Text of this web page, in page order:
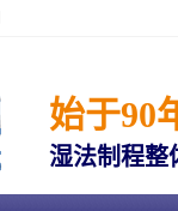
始于90
湿法制程整